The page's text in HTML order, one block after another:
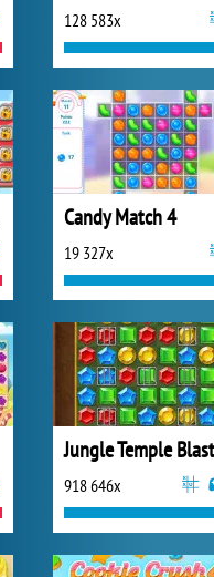
128 583x
Candy Match 4
19 327x
Jungle Temple Blast
918 646x